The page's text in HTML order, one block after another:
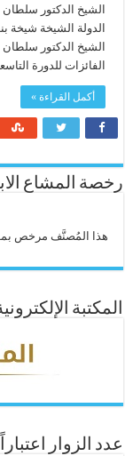
الشيخ الدكتور
الدولة الشيخة
الشيخ الدكتور سلطان
الفائزات للدورة
أكمل القراءة »
رخصة المشاع
هذا المُصنَّف مرخص بموجب
المكتبة
عدد الزوار اعتباراً من 5/